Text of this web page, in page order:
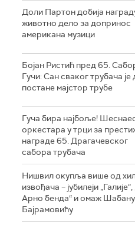
Доли Партон добија
животно дело за допринос
американа музици
Бојан Ристић пред 65.
Гучи: Сан сваког трубача је
постане мајстор трубе
Гуча бира најбоље!
оркестара у трци за
награде 65. Драгачевског
сабора трубача
Нишвил окупља више од
извођача – јубилеји
Арно бенда“ и омаж Шабану
Бајрамовићу